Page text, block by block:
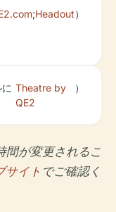
;Headout）
Theatre by
QE2
）
間が変更されるこ
サイト でご確認く